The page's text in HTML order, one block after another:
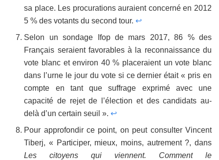
sa place. Les procurations auraient concerné en 2012
5 % des votants du second tour. ↩
Selon un sondage Ifop de mars 2017, 86 % des
Français seraient favorables à la reconnaissance du
vote blanc et environ 40 % placeraient un vote blanc
dans l’urne le jour du vote si ce dernier était « pris en
compte en tant que suffrage exprimé avec une
capacité de rejet de l’élection et des candidats au-
delà d’un certain seuil ». ↩
Pour approfondir ce point, on peut consulter Vincent
Tiberj, « Participer, mieux, moins, autrement ?, dans
Les citoyens qui viennent. Comment le